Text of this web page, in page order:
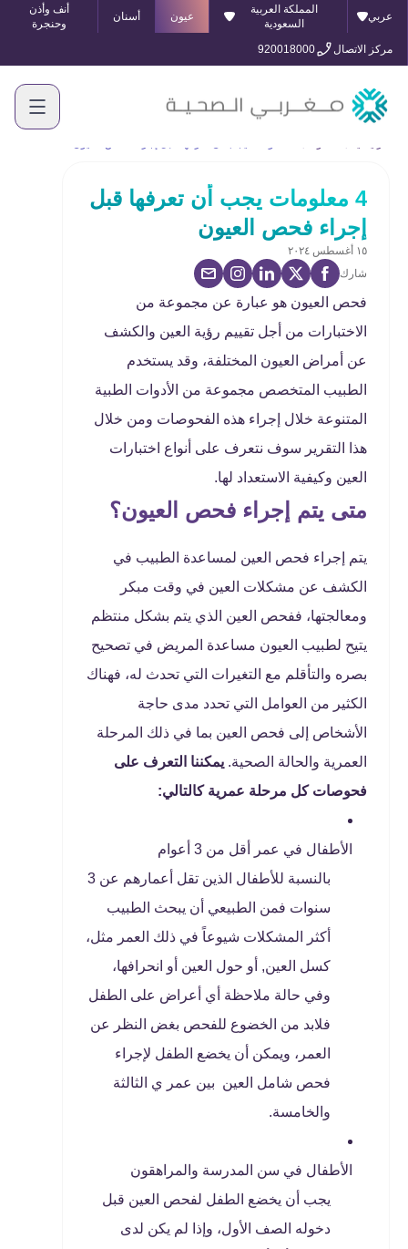
عربي
المملكة العربية
السعودية
عيون أسنان
أنف وأذن
وحنجرة
مركز الاتصال
920018000
4 معلومات يجب أن تعرفها قبل
إجراء فحص العيون
١٥ أغسطس ٢٠٢٤
شارك
فحص العيون هو عبارة عن مجموعة من
الاختبارات من أجل تقييم رؤية العين والكشف
عن أمراض العيون المختلفة، وقد يستخدم
الطبيب المتخصص مجموعة من الأدوات الطبية
المتنوعة خلال إجراء هذه الفحوصات ومن خلال
هذا التقرير سوف نتعرف على أنواع اختبارات
العين وكيفية الاستعداد لها.
متى يتم إجراء فحص العيون؟
يتم إجراء فحص العين لمساعدة الطبيب في
الكشف عن مشكلات العين في وقت مبكر
ومعالجتها، ففحص العين الذي يتم بشكل منتظم
يتيح لطبيب العيون مساعدة المريض في تصحيح
بصره والتأقلم مع التغيرات التي تحدث له، فهناك
الكثير من العوامل التي تحدد مدى حاجة
الأشخاص إلى فحص العين بما في ذلك المرحلة
العمرية والحالة الصحية. يمكننا التعرف على
فحوصات كل مرحلة عمرية كالتالي:
الأطفال في عمر أقل من 3 أعوام
بالنسبة للأطفال الذين تقل أعمارهم عن 3
سنوات فمن الطبيعي أن يبحث الطبيب
أكثر المشكلات شيوعاً في ذلك العمر مثل،
كسل العين, أو حول العين أو انحرافها،
وفي حالة ملاحظة أي أعراض على الطفل
فلابد من الخضوع للفحص بغض النظر عن
العمر، ويمكن أن يخضع الطفل لإجراء
فحص شامل العين بين عمر ي الثالثة
والخامسة.
الأطفال في سن المدرسة والمراهقون
يجب أن يخضع الطفل لفحص العين قبل
دخوله الصف الأول، وإذا لم يكن لدى